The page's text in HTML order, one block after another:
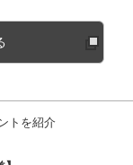
トを紹介